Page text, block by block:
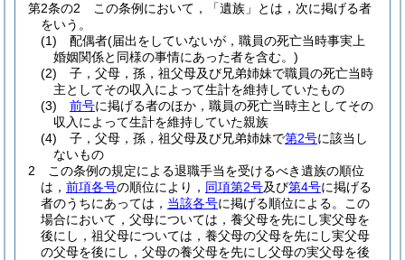
第2条の2
この条例において，「遺族」とは，次に掲げる者
をいう。
(1)
配偶者(届出をしていないが，職員の死亡当時事実上
婚姻関係と同様の事情にあった者を含む。)
(2)
子，父母，孫，祖父母及び兄弟姉妹で職員の死亡当時
主としてその収入によって生計を維持していたもの
(3)
前号に掲げる者のほか，職員の死亡当時主としてその
収入によって生計を維持していた親族
(4)
子，父母，孫，祖父母及び兄弟姉妹で第2号に該当し
ないもの
2
この条例の規定による退職手当を受けるべき遺族の順位
は， 前項各号の順位により， 同項第2号及び第4号に掲げる
者のうちにあっては， 当該各号に掲げる順位による。
この
場合において，父母については，養父母を先にし実父母を
後にし，祖父母については，養父母の父母を先にし実父母
の父母を後にし，父母の養父母を先にし父母の実父母を後